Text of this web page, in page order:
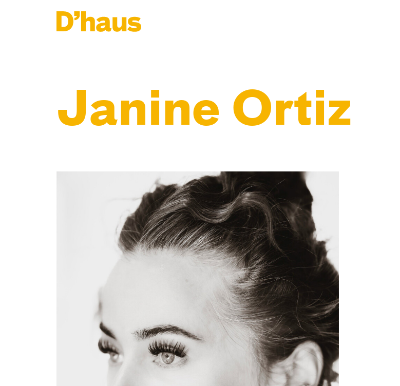
Janine Ortiz